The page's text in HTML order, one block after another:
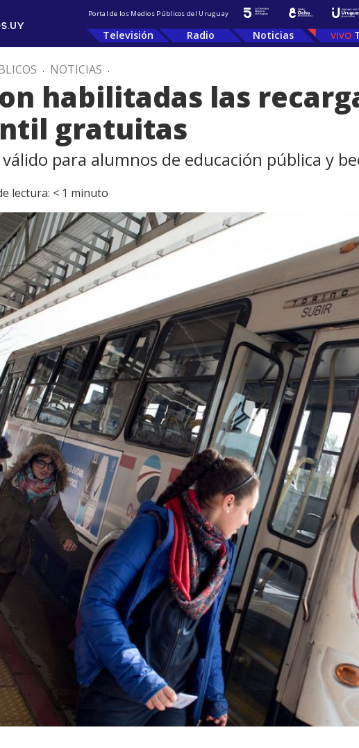
Portal de los Medios Públicos del Uruguay
Televisión Radio Noticias
. NOTICIAS .
habilitadas las
gratuitas
para alumnos de educación pública y
lectura: < 1 minuto